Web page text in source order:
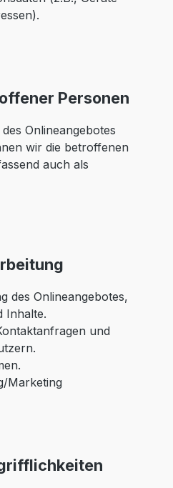
Personen
Onlineangebotes
wir die betroffenen
auch als
des Onlineangebotes,
Inhalte.
und
Marketing